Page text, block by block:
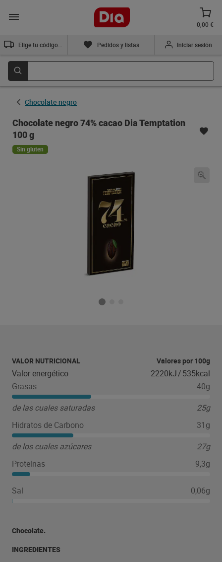
0,00 €
Pedidos y listas Iniciar sesión
Chocolate negro
Chocolate negro 74% cacao Dia Temptation
100 g
Sin gluten
VALOR NUTRICIONAL Valores por 100g
Valor energético 2220kJ/535kcal
Grasas
40g
de las cuales saturadas
25g
Hidratos de Carbono
31g
de los cuales azúcares
27g
Proteínas
9,3g
Sal 0,06g
Chocolate.
INGREDIENTES